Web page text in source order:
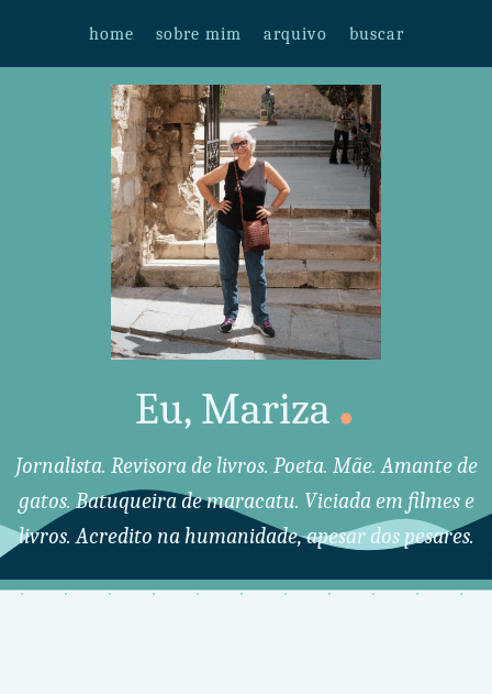
home sobre mim arquivo buscar
Eu, Mariza.
Jornalista. Revisora de livros. Poeta. Mãe. Amante de
gatos. Batuqueira de maracatu. Viciada em filmes e
livros. Acredito na humanidade, apesar dos pesares.